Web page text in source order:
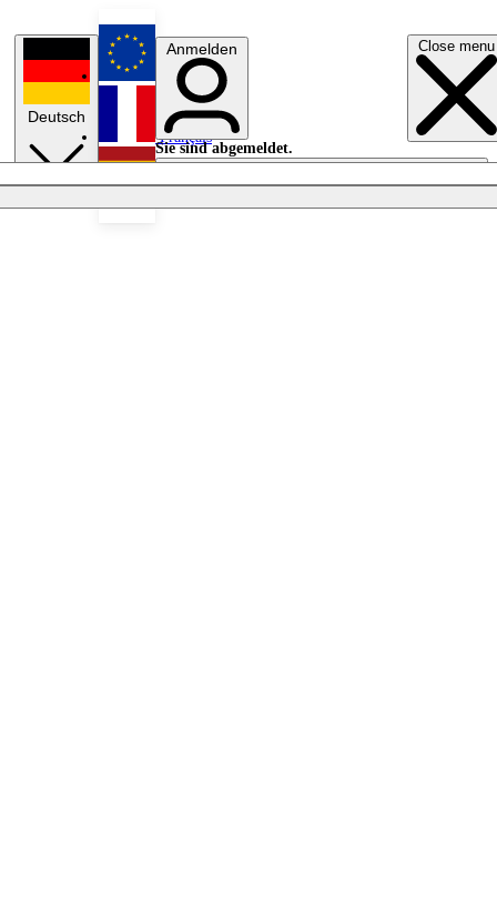
Close menu
Deutsch
English
Français
Anmelden
Sie sind abgemeldet.
Anmelden
Licht aus